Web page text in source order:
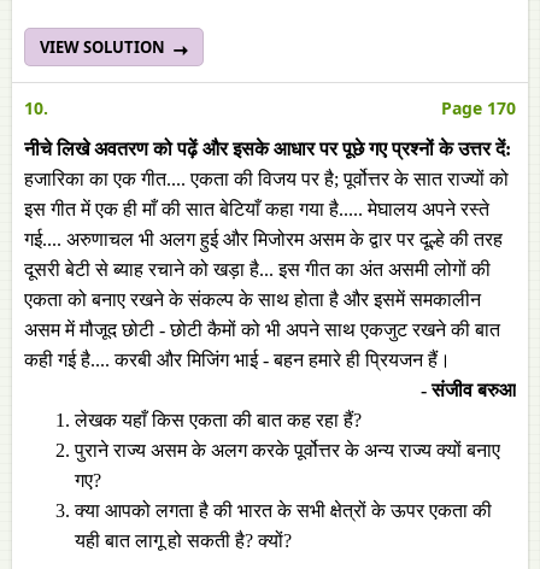
VIEW SOLUTION
10. Page 170
नीचे लिखे अवतरण को पढ़ें और इसके आधार पर पूछे गए प्रश्नों के उत्तर दें:
हजारिका का एक गीत.... एकता की विजय पर है; पूर्वोत्तर के सात राज्यों को
इस गीत में एक ही माँ की सात बेटियाँ कहा गया है..... मेघालय अपने रस्ते
गई.... अरुणाचल भी अलग हुई और मिजोरम असम के द्वार पर दूल्हे की तरह
दूसरी बेटी से ब्याह रचाने को खड़ा है... इस गीत का अंत असमी लोगों की
एकता को बनाए रखने के संकल्प के साथ होता है और इसमें समकालीन
असम में मौजूद छोटी - छोटी कैमों को भी अपने साथ एकजुट रखने की बात
कही गई है.... करबी और मिजिंग भाई - बहन हमारे ही प्रियजन हैं।
- संजीव बरुआ
लेखक यहाँ किस एकता की बात कह रहा हैं?
पुराने राज्य असम के अलग करके पूर्वोत्तर के अन्य राज्य क्यों बनाए
गए?
क्या आपको लगता है की भारत के सभी क्षेत्रों के ऊपर एकता की
यही बात लागू हो सकती है? क्यों?